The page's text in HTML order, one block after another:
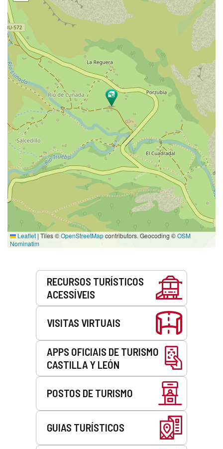
Leaflet | Tiles ©OpenStreetMapcontributors. Geocoding ©OSM
Nominatim
RECURSOS TURÍSTICOS
ACESSÍVEIS
VISITAS VIRTUAIS
APPS OFICIAIS DE TURISMO
CASTILLA Y LEÓN
POSTOS DE TURISMO
GUIAS TURÍSTICOS